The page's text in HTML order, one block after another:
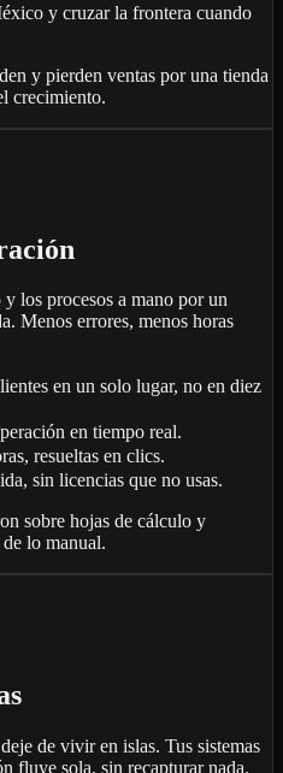
y cruzar la frontera cuando
y pierden ventas por una tienda
crecimiento.
los procesos a mano por un
Menos errores, menos horas
en un solo lugar, no en diez
en tiempo real.
resueltas en clics.
sin licencias que no usas.
sobre hojas de cálculo y
lo manual.
de vivir en islas. Tus sistemas
fluye sola, sin recapturar nada.